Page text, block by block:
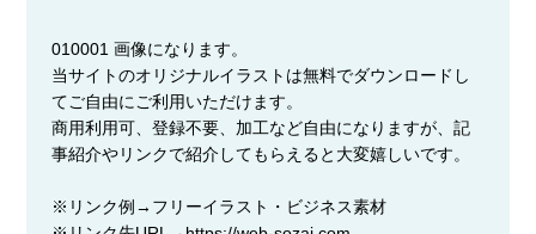
010001 画像になります。
当サイトのオリジナルイラストは無料でダウンロードし
てご自由にご利用いただけます。
商用利用可、登録不要、加工など自由になりますが、記
事紹介やリンクで紹介してもらえると大変嬉しいです。
※リンク例→フリーイラスト・ビジネス素材